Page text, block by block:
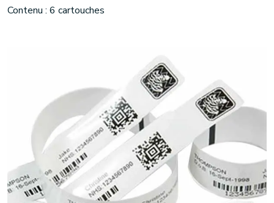
Contenu : 6 cartouches